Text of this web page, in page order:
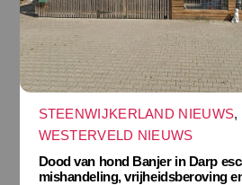
STEENWIJKERLAND NIEUWS,
WESTERVELD NIEUWS
Dood van hond Banjer in Darp
mishandeling, vrijheidsberoving